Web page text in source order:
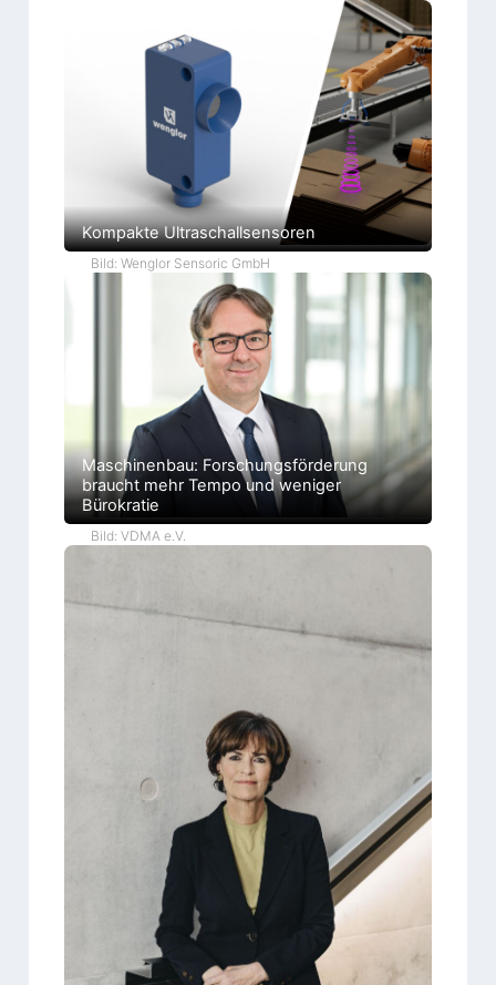
Kompakte Ultraschallsensoren
Bild: Wenglor Sensoric GmbH
Maschinenbau: Forschungsförderung
braucht mehr Tempo und weniger
Bürokratie
Bild: VDMA e.V.